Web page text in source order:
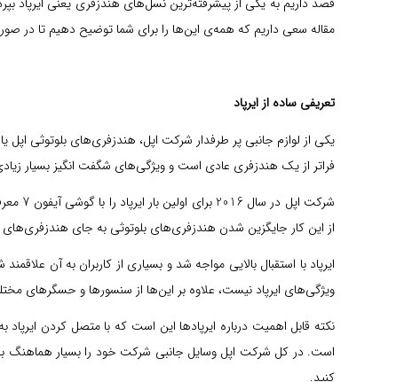
مقاله سعی داریم که همه‌ی این‌ها را برای شما توضیح دهیم تا در
تعریفی ساده از ایرپاد
یکی از لوازم جانبی پر طرفدار شرکت اپل، هندزفری‌های بلوتوثی
فراتر از یک هندزفری عادی است و ویژگی‌های شگفت انگیز بسیار
از این کار جایگزین شدن هندزفری‌های بلوتوثی به جای هندزفری‌های سیمی بوده است. از آیفون 7 به بعد جک‌های
ایرپاد با استقبال بالایی مواجه شد و بسیاری از کاربران به آن
ویژگی‌های ایرپاد نیست، علاوه بر این‌ها از سنسورها و حسگرهای
نکته قابل اهمیت درباره ایرپاد‌ها این است که با متصل کردن
است. در کل شرکت اپل وسایل جانبی شرکت خود را بسیار هماهنگ با
کنید.